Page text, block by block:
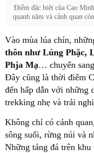
Điểm đặc biệt của Cao
quanh năm và cảnh quan
Vào mùa lúa chín,
thôn như Lủng Phặc,
Phja Mạ… chuyển
Đây cũng là thời điểm
đến hấp dẫn với những
trekking nhẹ và trải
Không chỉ có cảnh
sông suối, rừng núi và
Những tảng đá trên